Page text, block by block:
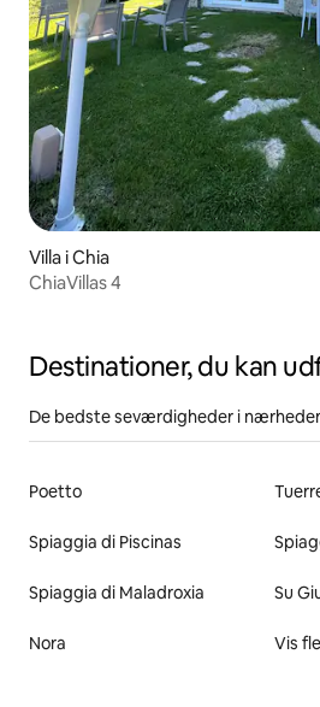
Villa i Chia
ChiaVillas 4
Destinationer, du kan
De bedste seværdigheder i
Poetto
Spiaggia di Piscinas
Spiaggia di Maladroxia Su
Nora Vis